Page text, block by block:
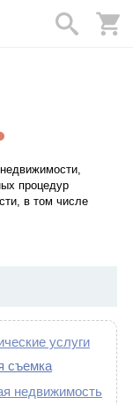
процедур
в том числе
услуги
съемка
недвижимость